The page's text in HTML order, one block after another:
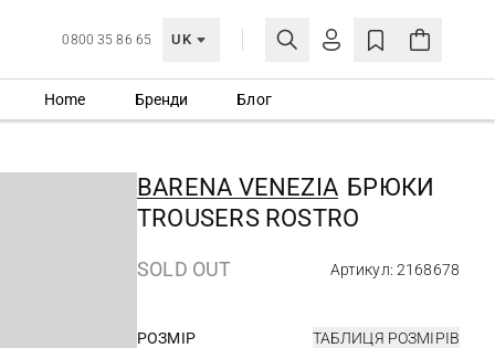
0800 35 86 65 UK
МОЯ ОБЛІКІВКА
Ще не зареєстровані?
СТВОРИТИ ОБЛІКІВКУ
Home Бренди Блог
BARENA VENEZIA БРЮКИ
TROUSERS ROSTRO
SOLD OUT Артикул: 2168678
РОЗМІР ТАБЛИЦЯ РОЗМІРІВ